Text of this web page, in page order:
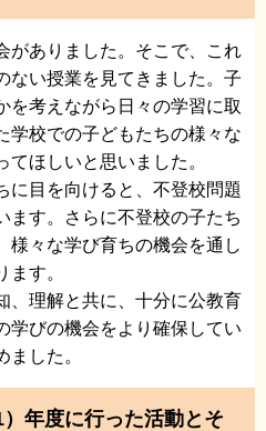
ありました。そこで、これ
ない授業を見てきました。子
を考えながら日々の学習に取
学校での子どもたちの様々な
ほしいと思いました。
目を向けると、不登校問題
ます。さらに不登校の子たち
様々な学び育ちの機会を通し
す。
理解と共に、十分に公教育
学びの機会をより確保してい
ました。
年度に行った活動とそ